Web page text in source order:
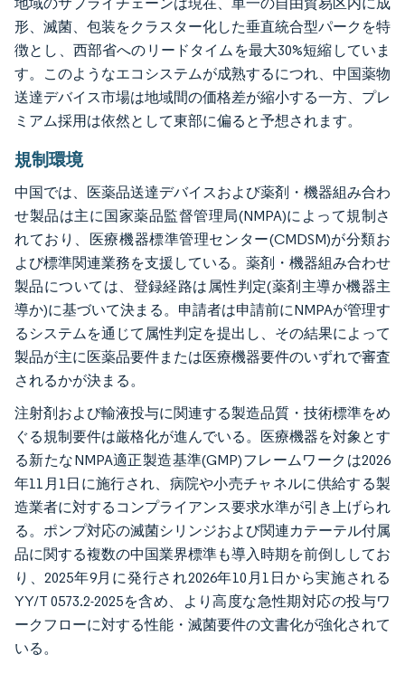
形、滅菌、包装をクラスター化した垂直統合型パークを特
徴とし、西部省へのリードタイムを最大30%短縮していま
す。このようなエコシステムが成熟するにつれ、中国薬物
送達デバイス市場は地域間の価格差が縮小する一方、プレ
ミアム採用は依然として東部に偏ると予想されます。
規制環境
中国では、医薬品送達デバイスおよび薬剤・機器組み合わ
せ製品は主に国家薬品監督管理局(NMPA)によって規制さ
れており、医療機器標準管理センター(CMDSM)が分類お
よび標準関連業務を支援している。薬剤・機器組み合わせ
製品については、登録経路は属性判定(薬剤主導か機器主
導か)に基づいて決まる。申請者は申請前にNMPAが管理す
るシステムを通じて属性判定を提出し、その結果によって
製品が主に医薬品要件または医療機器要件のいずれで審査
されるかが決まる。
注射剤および輸液投与に関連する製造品質・技術標準をめ
ぐる規制要件は厳格化が進んでいる。医療機器を対象とす
る新たなNMPA適正製造基準(GMP)フレームワークは2026
年11月1日に施行され、病院や小売チャネルに供給する製
造業者に対するコンプライアンス要求水準が引き上げられ
る。ポンプ対応の滅菌シリンジおよび関連カテーテル付属
品に関する複数の中国業界標準も導入時期を前倒ししてお
り、2025年9月に発行され2026年10月1日から実施される
YY/T 0573.2-2025を含め、より高度な急性期対応の投与ワ
ークフローに対する性能・滅菌要件の文書化が強化されて
いる。